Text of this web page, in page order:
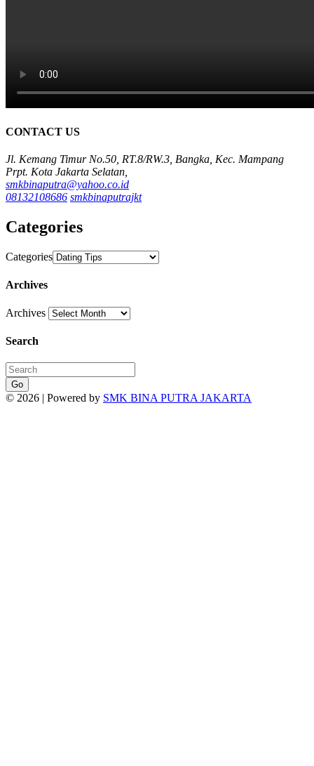
CONTACT US
Jl. Kemang Timur No.50, RT.8/RW.3, Bangka, Kec. Mampang
Prpt. Kota Jakarta Selatan,
smkbinaputra@yahoo.co.id
08132108686 smkbinaputrajkt
Categories
Categories
Archives
Archives
Search
Go
© 2026 | Powered by SMK BINA PUTRA JAKARTA